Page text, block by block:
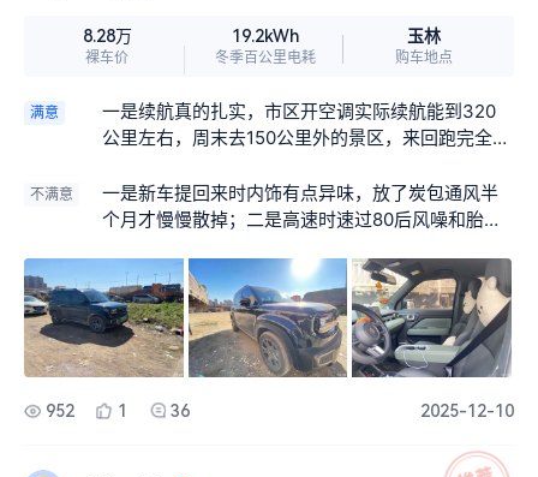
8.28万
裸车价
19.2kWh
冬季百公里电耗
玉林
购车地点
满意
一是续航真的扎实，市区开空调实际续航能到320
公里左右，周末去150公里外的景区，来回跑完全不
还低；二是空间利用率高，常规后备厢能放两个20
寸行李箱，后排座椅放倒后甚至能塞下小家电，全
三是配置实用，540°全景影像带透明底盘，新手停
车、过坑洼路都很安心，语音控制能开关空调、导
航，开车时不用分心手动操作
不满意
一是新车提回来时内饰有点异味，放了炭包通风半
个月才慢慢散掉；二是高速时速过80后风噪和胎噪
没有USB接口，朋友坐后排想充电得拉长线，有点
不方便
952 1 36 2025-12-10